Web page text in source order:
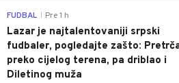
FUDBAL Pre 1 h
Lazar je najtalentovaniji srpski
fudbaler, pogledajte zašto:
preko cijelog terena, pa driblao i
Diletinog muža